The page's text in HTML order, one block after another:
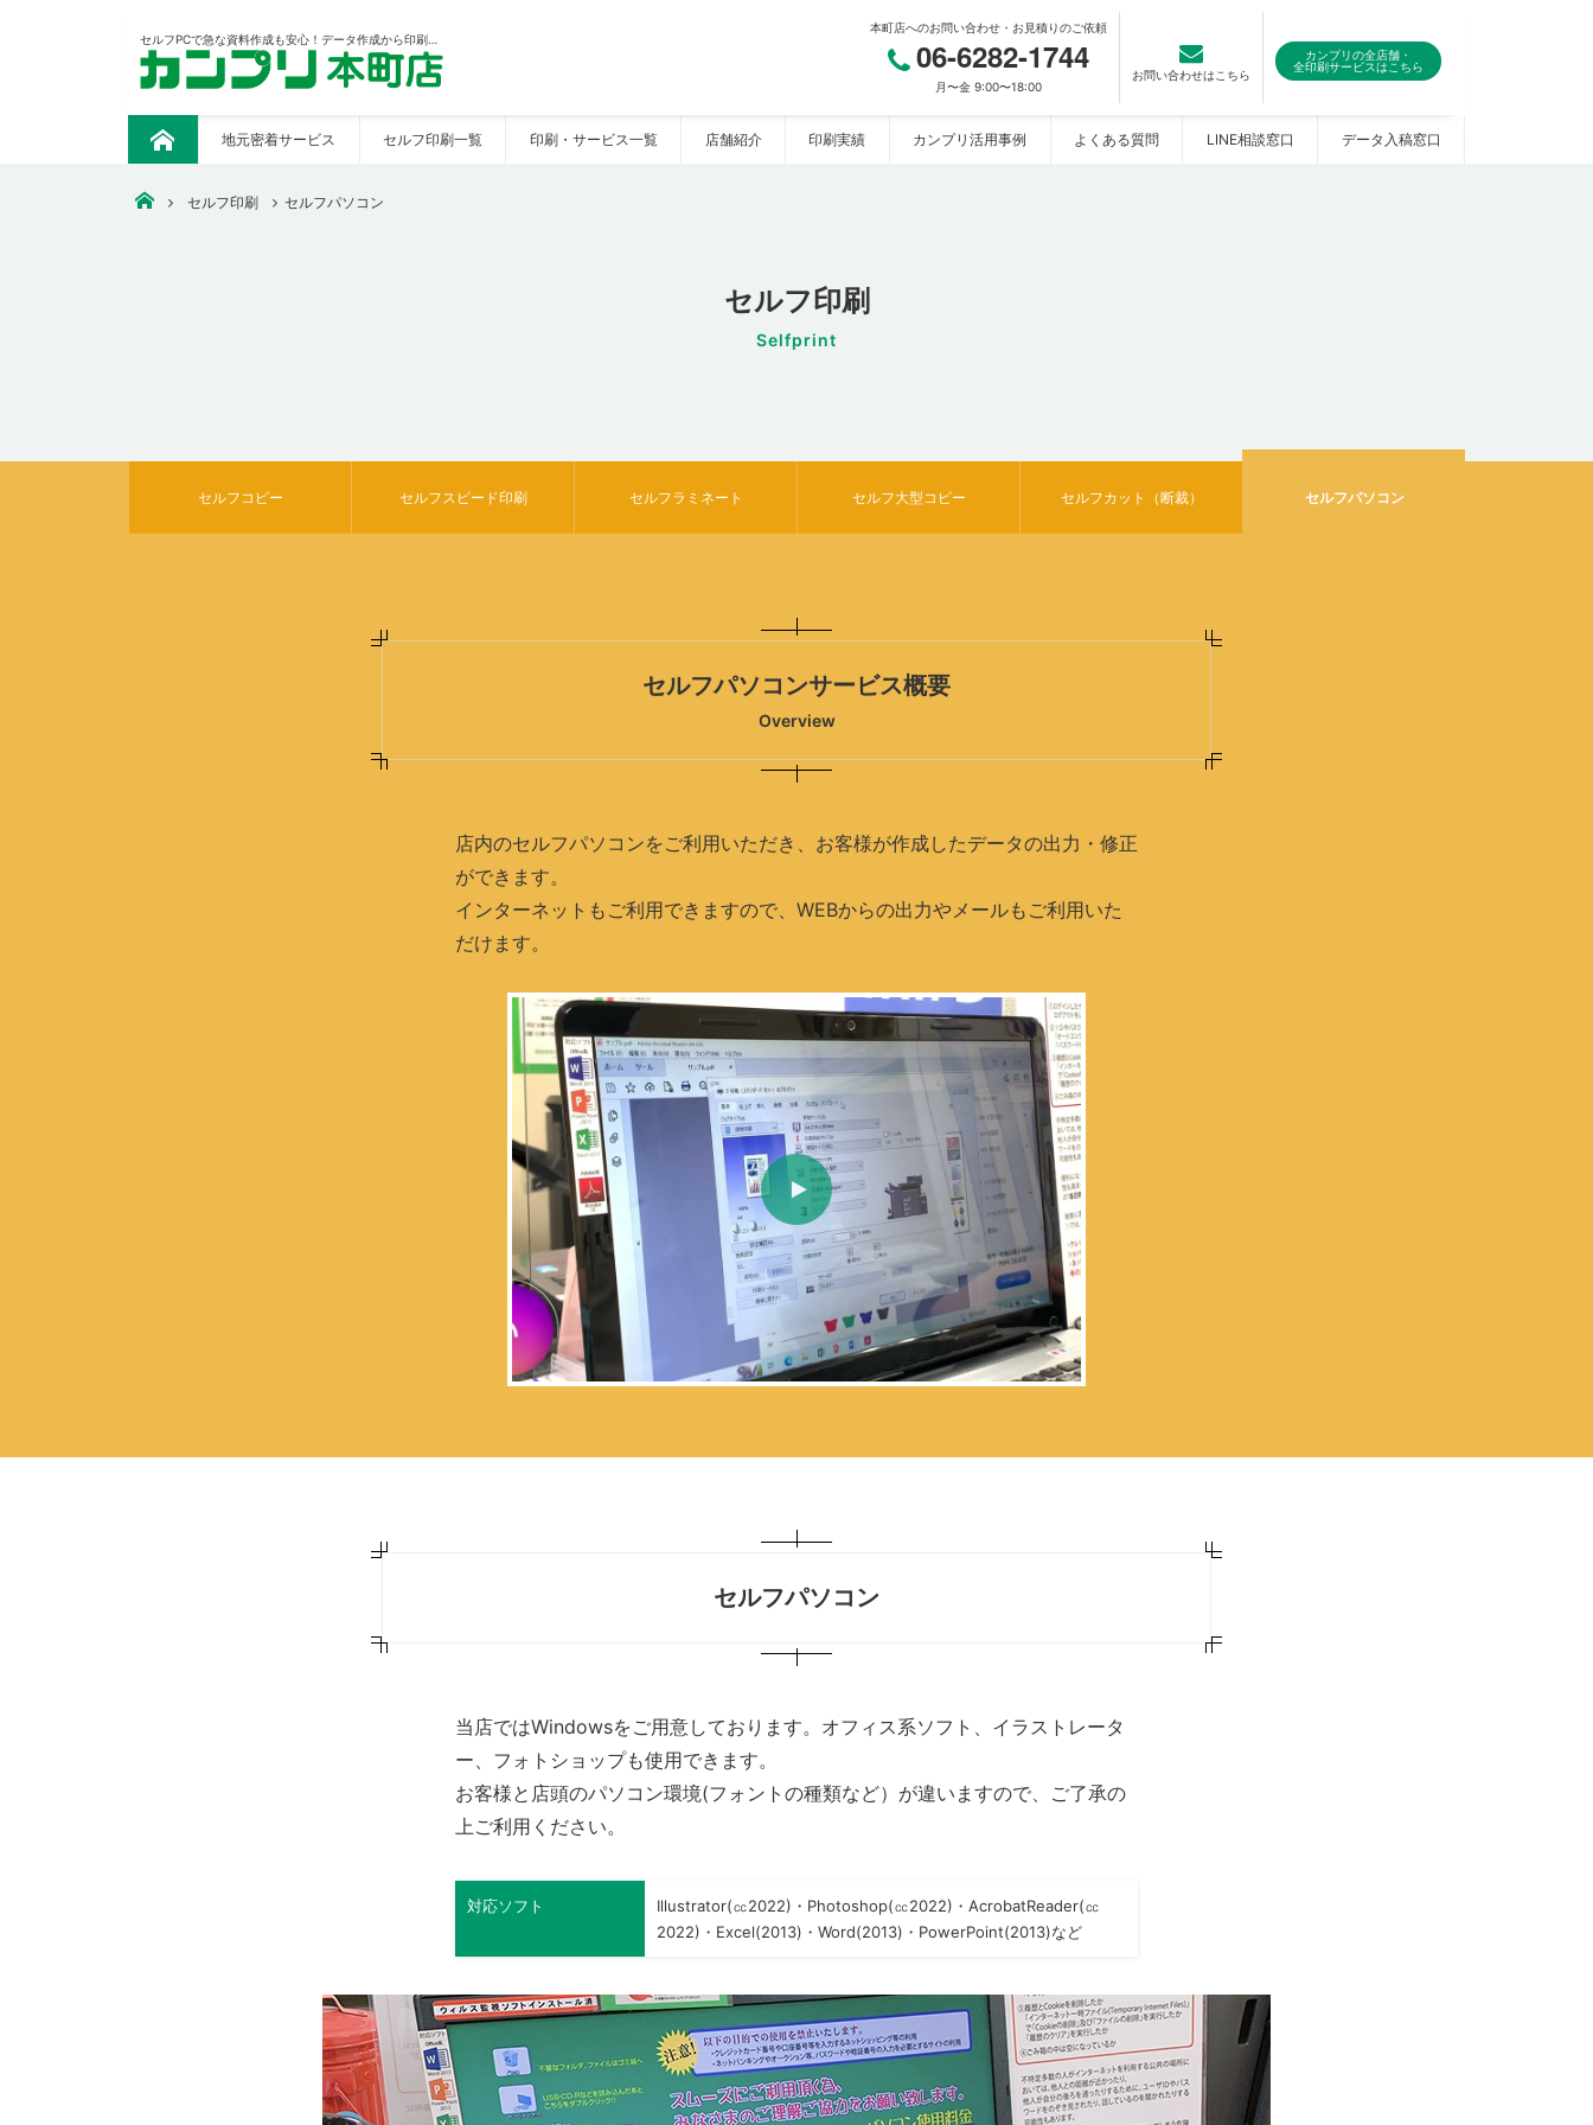
本町店へのお問い合わせ・お見積りのご依頼
06-6282-1744
月〜金 9:00〜18:00
お問い合わせはこちら
カンプリの全店舗・
全印刷サービスはこちら
ト
プ
地元密着サービス セルフ印刷一覧 印刷・サービス一覧 店舗紹介 印刷実績 カンプリ活用事例 よくある質問 LINE相談窓口 データ入稿窓口
安いコピー・印刷なら【カンプリ本町店】
セルフ印刷 セルフパソコン
セルフ印刷
Selfprint
セルフコピー セルフスピード印刷 セルフラミネート セルフ大型コピー セルフカット（断裁） セルフパソコン
セルフパソコンサービス概要
Overview
店内のセルフパソコンをご利用いただき、お客様が作成したデータの出力・修正
ができます。
インターネットもご利用できますので、WEBからの出力やメールもご利用いた
だけます。
セルフパソコン
当店ではWindowsをご用意しております。オフィス系ソフト、イラストレータ
ー、フォトショップも使用できます。
お客様と店頭のパソコン環境(フォントの種類など）が違いますので、ご了承の
上ご利用ください。
対応ソフト
Illustrator(㏄2022)・Photoshop(㏄2022)・AcrobatReader(㏄
2022)・Excel(2013)・Word(2013)・PowerPoint(2013)など